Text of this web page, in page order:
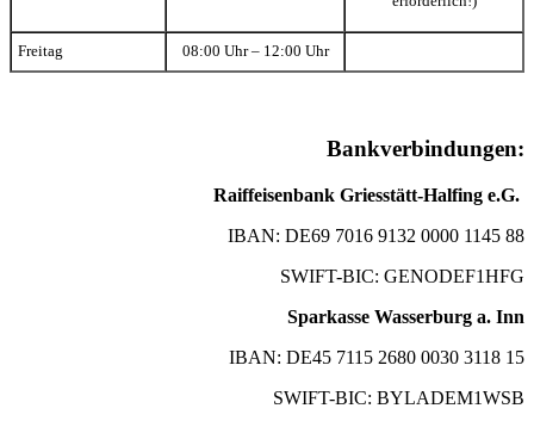
Freitag 08:00 Uhr – 12:00 Uhr
Bankverbindungen:
Raiffeisenbank Griesstätt-Halfing e.G.
IBAN: DE69 7016 9132 0000 1145 88
SWIFT-BIC: GENODEF1HFG
Sparkasse Wasserburg a. Inn
IBAN: DE45 7115 2680 0030 3118 15
SWIFT-BIC: BYLADEM1WSB